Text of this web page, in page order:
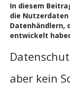
In diesem
die Nutzerdaten
Datenhändlern,
entwickelt
aber kein